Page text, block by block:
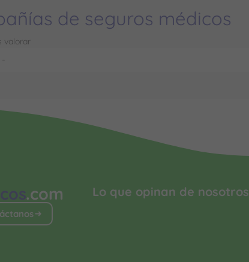
de seguros médicos
valorar
.com Lo que opinan de nosotros